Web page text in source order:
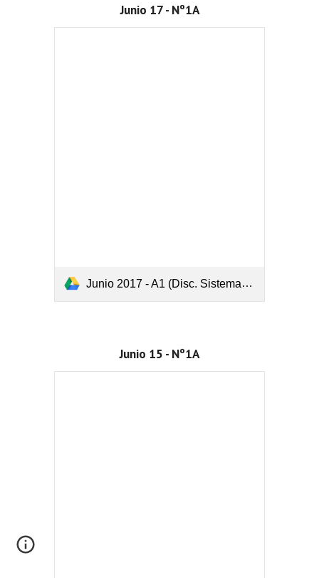
Junio 17 - Nº1A
Junio 2017 - A1 (Disc. Sistema y Crarmer o Gauss).pdf
Junio 15 - Nº1A